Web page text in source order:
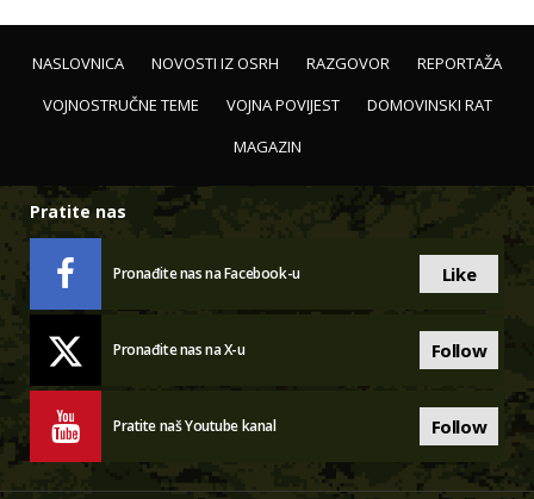
NASLOVNICA NOVOSTI IZ OSRH RAZGOVOR
REPORTAŽA
VOJNOSTRUČNE TEME
VOJNA POVIJEST
DOMOVINSKI RAT
MAGAZIN
Pratite nas
Pronađite nas na Facebook-u Like
Pronađite nas na X-u Follow
Pratite naš Youtube kanal Follow